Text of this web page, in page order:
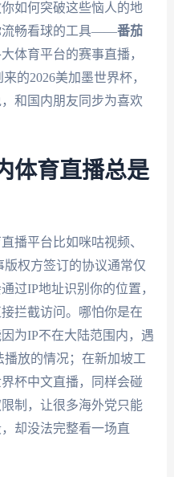
如何突破这些恼人的地
流畅看球的工具——番茄
体育平台的赛事直播，
的2026美加墨世界杯，
和国内朋友同步为喜欢
体育直播总是
播平台比如咪咕视频、
权方签订的协议通常仅
过IP地址识别你的位置，
拦截访问。哪怕你是在
为IP不在大陆范围内，遇
放的情况；在新加坡工
杯中文直播，同样会碰
制，让很多海外党只能
却没法完整看一场直